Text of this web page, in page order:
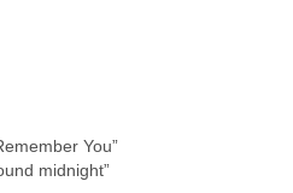
You”
midnight”